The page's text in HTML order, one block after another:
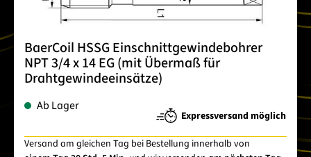
BaerCoil HSSG Einschnittgewindebohrer
NPT 3/4 x 14 EG (mit Übermaß für
Drahtgewindeeinsätze)
Ab Lager
Expressversand möglich
Versand am gleichen Tag bei Bestellung innerhalb von